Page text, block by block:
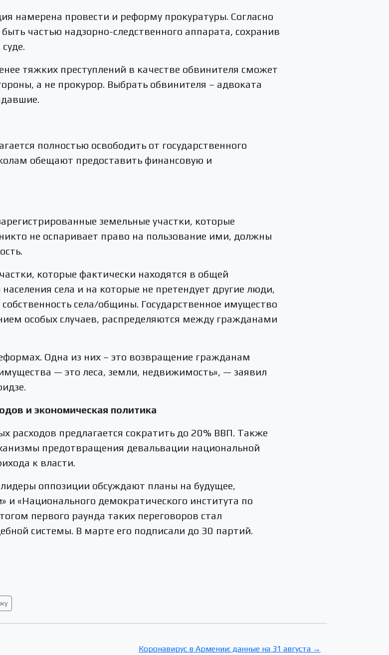
намерена провести и реформу прокуратуры. Согласно
частью надзорно-следственного аппарата, сохранив
тяжких преступлений в качестве обвинителя сможет
а не прокурор. Выбрать обвинителя – адвоката
полностью освободить от государственного
обещают предоставить финансовую и
земельные участки, которые
не оспаривает право на пользование ими, должны
которые фактически находятся в общей
села и на которые не претендует другие люди,
села/общины. Государственное имущество
особых случаев, распределяются между гражданами
Одна из них – это возвращение гражданам
— это леса, земли, недвижимость», — заявил
и экономическая политика
расходов предлагается сократить до 20% ВВП. Также
предотвращения девальвации национальной
к власти.
оппозиции обсуждают планы на будущее,
и «Национального демократического института по
первого раунда таких переговоров стал
системы. В марте его подписали до 30 партий.
Коронавирус в Армении: данные на 31 августа →